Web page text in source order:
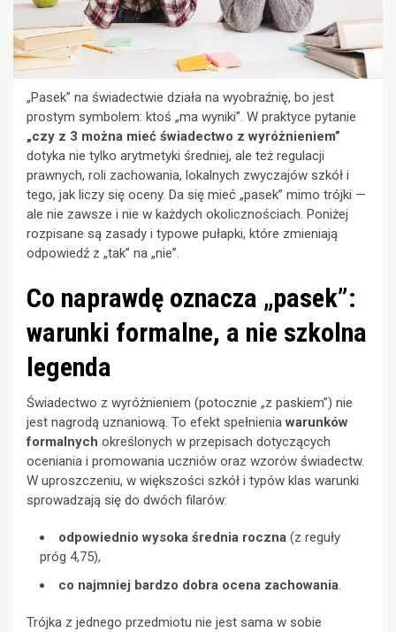
„Pasek” na świadectwie działa na wyobraźnię, bo jest
prostym symbolem: ktoś „ma wyniki”. W praktyce pytanie
„czy z 3 można mieć świadectwo z wyróżnieniem”
dotyka nie tylko arytmetyki średniej, ale też regulacji
prawnych, roli zachowania, lokalnych zwyczajów szkół i
tego, jak liczy się oceny. Da się mieć „pasek” mimo trójki —
ale nie zawsze i nie w każdych okolicznościach. Poniżej
rozpisane są zasady i typowe pułapki, które zmieniają
odpowiedź z „tak” na „nie”.
Co naprawdę oznacza „pasek”:
warunki formalne, a nie szkolna
legenda
Świadectwo z wyróżnieniem (potocznie „z paskiem”) nie
jest nagrodą uznaniową. To efekt spełnieniawarunków
formalnych określonych w przepisach dotyczących
oceniania i promowania uczniów oraz wzorów świadectw.
W uproszczeniu, w większości szkół i typów klas warunki
sprowadzają się do dwóch filarów:
odpowiednio wysoka średnia roczna (z reguły
próg 4,75),
co najmniej bardzo dobra ocena zachowania.
Trójka z jednego przedmiotu nie jest sama w sobie